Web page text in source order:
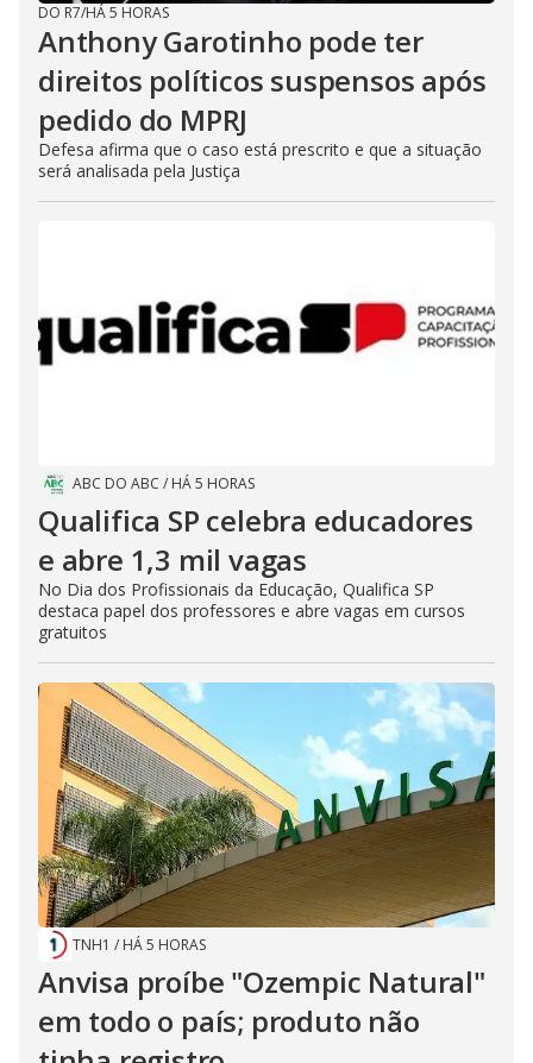
DO R7/HÁ 5 HORAS
Anthony Garotinho pode ter
direitos políticos suspensos após
pedido do MPRJ
Defesa afirma que o caso está prescrito e que a situação
será analisada pela Justiça
ABC DO ABC / HÁ 5 HORAS
Qualifica SP celebra educadores
e abre 1,3 mil vagas
No Dia dos Profissionais da Educação, Qualifica SP
destaca papel dos professores e abre vagas em cursos
gratuitos
TNH1 / HÁ 5 HORAS
Anvisa proíbe "Ozempic Natural"
em todo o país; produto não